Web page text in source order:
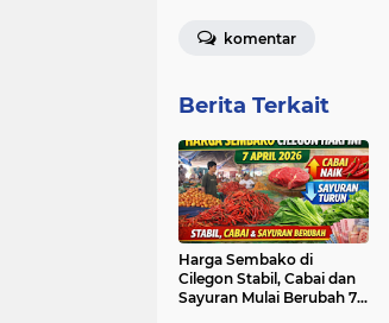
komentar
Berita Terkait
Harga Sembako di
Cilegon Stabil, Cabai dan
Sayuran Mulai Berubah 7